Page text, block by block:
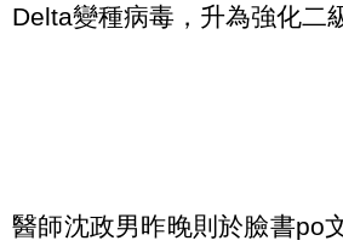
Delta變種病毒，升為強化二
醫師沈政男昨晚則於臉書po